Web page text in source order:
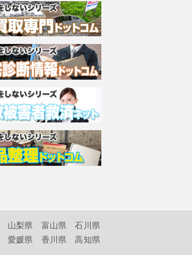
山梨県 富山県
石川県
愛媛県 香川県
高知県